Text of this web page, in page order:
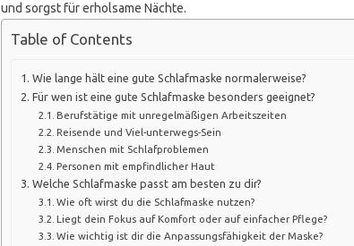
und sorgst für erholsame Nächte.
Table of Contents
Wie lange hält eine gute Schlafmaske normalerweise?
Für wen ist eine gute Schlafmaske besonders geeignet?
Berufstätige mit unregelmäßigen Arbeitszeiten
Reisende und Viel-unterwegs-Sein
Menschen mit Schlafproblemen
Personen mit empfindlicher Haut
Welche Schlafmaske passt am besten zu dir?
Wie oft wirst du die Schlafmaske nutzen?
Liegt dein Fokus auf Komfort oder auf einfacher Pflege?
Wie wichtig ist dir die Anpassungsfähigkeit der Maske?